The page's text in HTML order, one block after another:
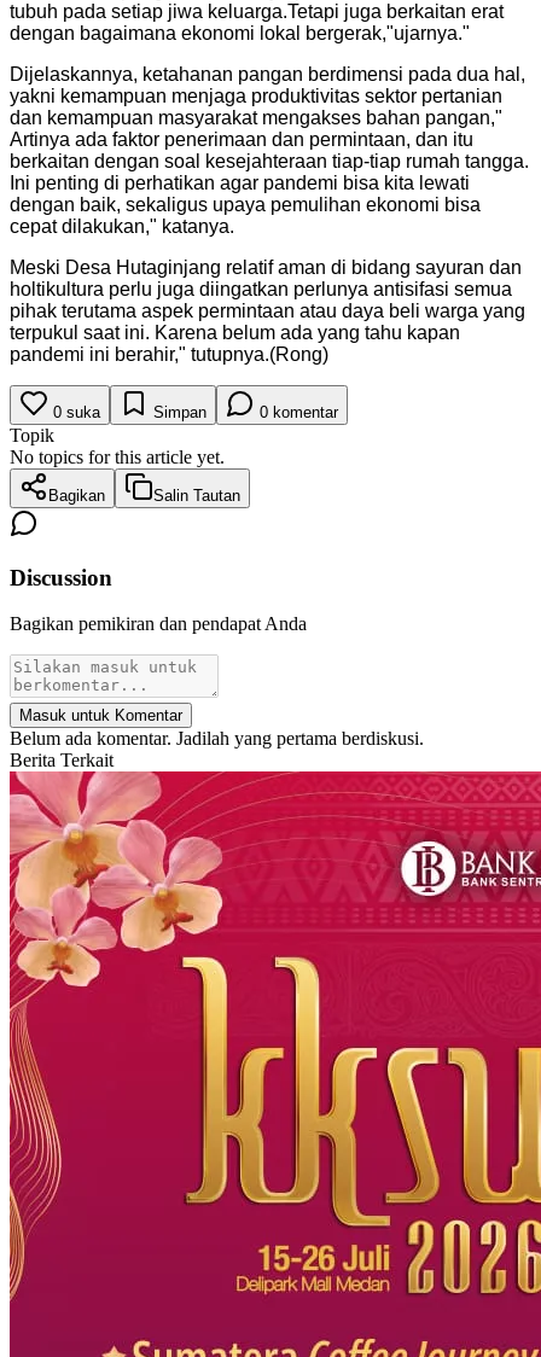
tubuh pada setiap jiwa keluarga.Tetapi juga berkaitan erat
dengan bagaimana ekonomi lokal bergerak,"ujarnya."
Dijelaskannya, ketahanan pangan berdimensi pada dua hal,
yakni kemampuan menjaga produktivitas sektor pertanian
dan kemampuan masyarakat mengakses bahan pangan,"
Artinya ada faktor penerimaan dan permintaan, dan itu
berkaitan dengan soal kesejahteraan tiap-tiap rumah tangga.
Ini penting di perhatikan agar pandemi bisa kita lewati
dengan baik, sekaligus upaya pemulihan ekonomi bisa
cepat dilakukan," katanya.
Meski Desa Hutaginjang relatif aman di bidang sayuran dan
holtikultura perlu juga diingatkan perlunya antisifasi semua
pihak terutama aspek permintaan atau daya beli warga yang
terpukul saat ini. Karena belum ada yang tahu kapan
pandemi ini berahir," tutupnya.(Rong)
0 suka Simpan 0 komentar
Topik
No topics for this article yet.
Bagikan Salin Tautan
Discussion
Bagikan pemikiran dan pendapat Anda
Masuk untuk Komentar
Belum ada komentar. Jadilah yang pertama berdiskusi.
Berita Terkait